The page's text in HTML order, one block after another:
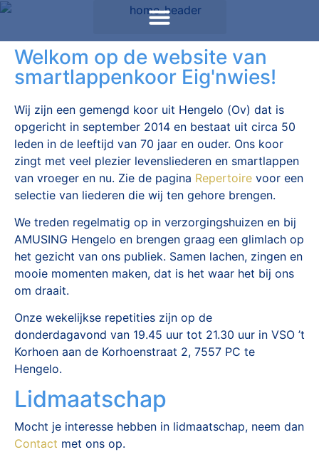
Welkom op de website van
smartlappenkoor Eig'nwies!
Wij zijn een gemengd koor uit Hengelo (Ov) dat is
opgericht in september 2014 en bestaat uit circa 50
leden in de leeftijd van 70 jaar en ouder. Ons koor
zingt met veel plezier levensliederen en smartlappen
van vroeger en nu. Zie de pagina Repertoire voor een
selectie van liederen die wij ten gehore brengen.
We treden regelmatig op in verzorgingshuizen en bij
AMUSING Hengelo en brengen graag een glimlach op
het gezicht van ons publiek. Samen lachen, zingen en
mooie momenten maken, dat is het waar het bij ons
om draait.
Onze wekelijkse repetities zijn op de
donderdagavond van 19.45 uur tot 21.30 uur in VSO ’t
Korhoen aan de Korhoenstraat 2, 7557 PC te
Hengelo.
Lidmaatschap
Mocht je interesse hebben in lidmaatschap, neem dan
Contact met ons op.